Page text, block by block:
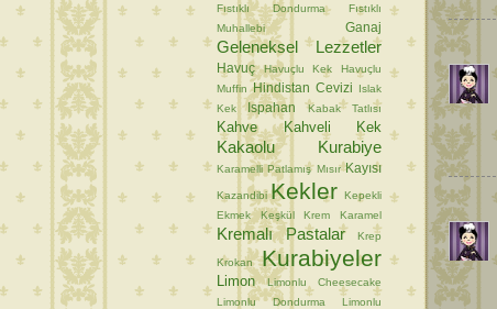
Fıstıklı Dondurma
Fıstıklı
Muhallebi
Ganaj
Geleneksel Lezzetler
Havuç Havuçlu Kek
Havuçlu
Muffin Hindistan Cevizi
Islak
Kek
Ispahan Kabak Tatlısı
Kahve Kahveli Kek
Kakaolu Kurabiye
Karamelli Patlamış Mısır Kayısı
Kazandibi Kekler Kepekli
Ekmek
Keşkül Krem Karamel
Kremalı Pastalar Krep
Krokan Kurabiyeler
Limon
Limonlu Cheesecake
Limonlu Dondurma
Limonlu